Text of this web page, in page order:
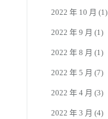
2022 年 10 月 (1)
2022 年 9 月 (1)
2022 年 8 月 (1)
2022 年 5 月 (7)
2022 年 4 月 (3)
2022 年 3 月 (4)